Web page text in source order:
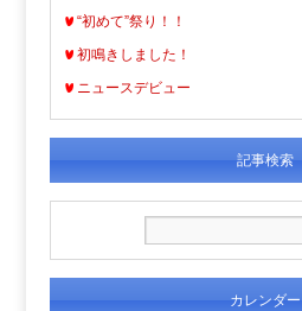
“初めて”祭り！！
初鳴きしました！
ニュースデビュー
記事検索
カレンダー